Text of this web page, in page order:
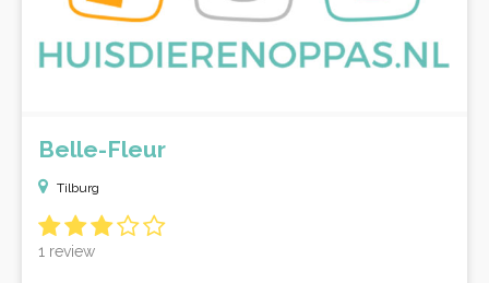
Belle-Fleur
Tilburg
1 review